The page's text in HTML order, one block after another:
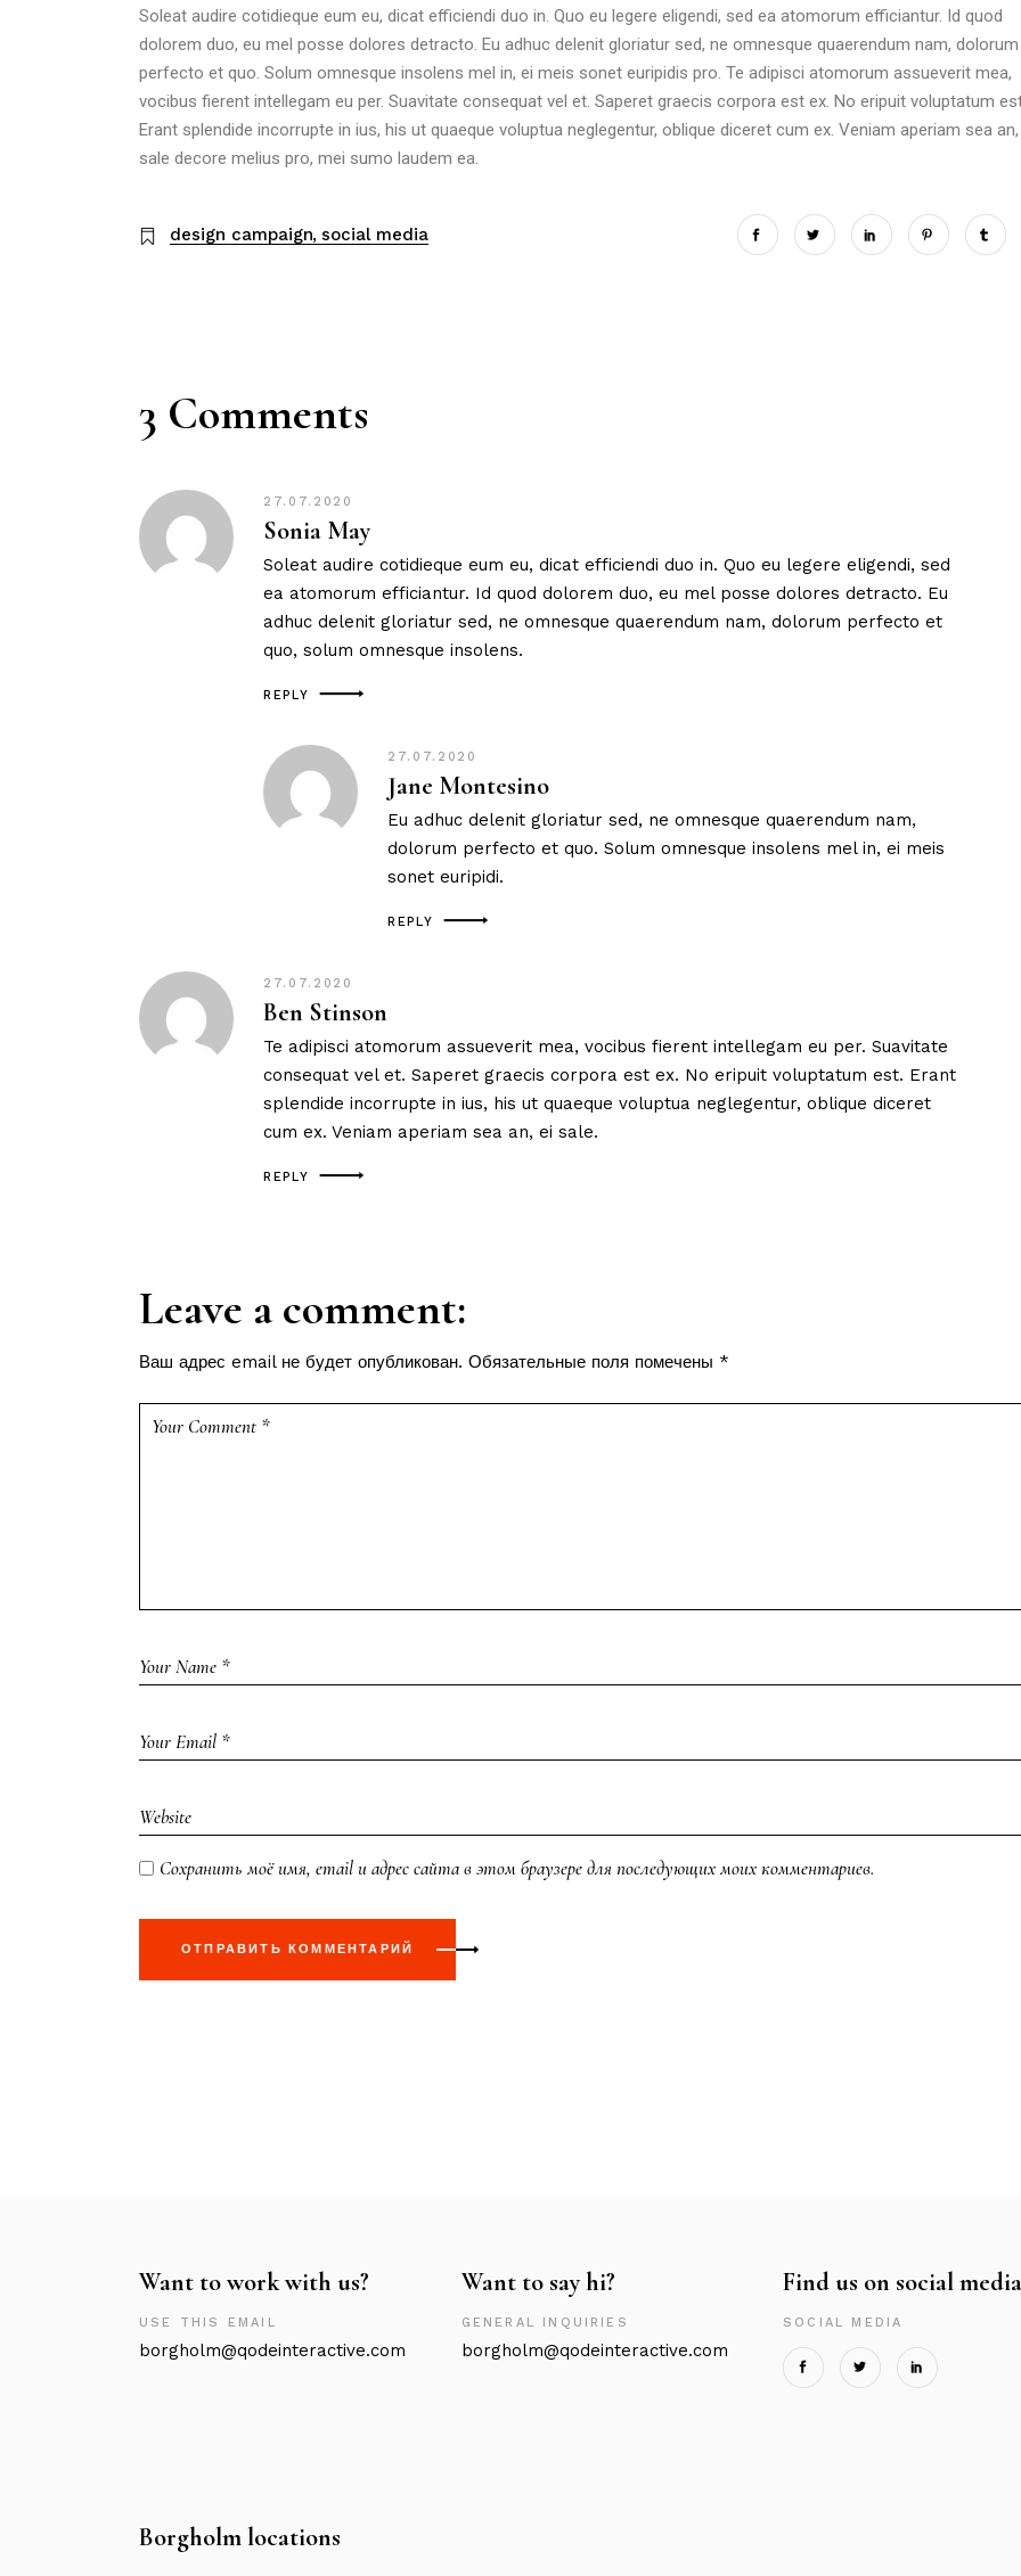
Soleat audire cotidieque eum eu, dicat efficiendi duo in. Quo eu legere eligendi, sed ea atomorum efficiantur. Id quod
dolorem duo, eu mel posse dolores detracto. Eu adhuc delenit gloriatur sed, ne omnesque quaerendum nam, dolorum
perfecto et quo. Solum omnesque insolens mel in, ei meis sonet euripidis pro. Te adipisci atomorum assueverit mea,
vocibus fierent intellegam eu per. Suavitate consequat vel et. Saperet graecis corpora est ex. No eripuit voluptatum
Erant splendide incorrupte in ius, his ut quaeque voluptua neglegentur, oblique diceret cum ex. Veniam aperiam sea
sale decore melius pro, mei sumo laudem ea.
design campaign social media
3 Comments
27.07.2020
Sonia May
Soleat audire cotidieque eum eu, dicat efficiendi duo in. Quo eu legere eligendi, sed
ea atomorum efficiantur. Id quod dolorem duo, eu mel posse dolores detracto. Eu
adhuc delenit gloriatur sed, ne omnesque quaerendum nam, dolorum perfecto et
quo, solum omnesque insolens.
REPLY
27.07.2020
Jane Montesino
Eu adhuc delenit gloriatur sed, ne omnesque quaerendum nam,
dolorum perfecto et quo. Solum omnesque insolens mel in, ei meis
sonet euripidi.
REPLY
27.07.2020
Ben Stinson
Te adipisci atomorum assueverit mea, vocibus fierent intellegam eu per. Suavitate
consequat vel et. Saperet graecis corpora est ex. No eripuit voluptatum est. Erant
splendide incorrupte in ius, his ut quaeque voluptua neglegentur, oblique diceret
cum ex. Veniam aperiam sea an, ei sale.
REPLY
Leave a comment:
Ваш адрес email не будет опубликован. Обязательные поля помечены *
Сохранить моё имя, email и адрес сайта в этом браузере для последующих моих комментариев.
ОТПРАВИТЬ КОММЕНТАРИЙ
Want to work with us?
USE THIS EMAIL
borgholm@qodeinteractive.com
Want to say hi?
GENERAL INQUIRIES
borgholm@qodeinteractive.com
Find us on social
SOCIAL MEDIA
Borgholm locations